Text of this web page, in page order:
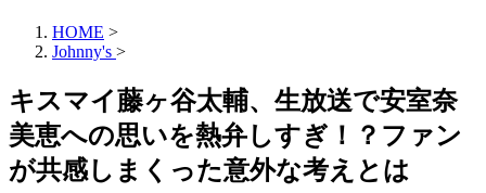
HOME >
Johnny's >
キスマイ藤ヶ谷太輔、生放送で安室奈
美恵への思いを熱弁しすぎ！？ファン
が共感しまくった意外な考えとは